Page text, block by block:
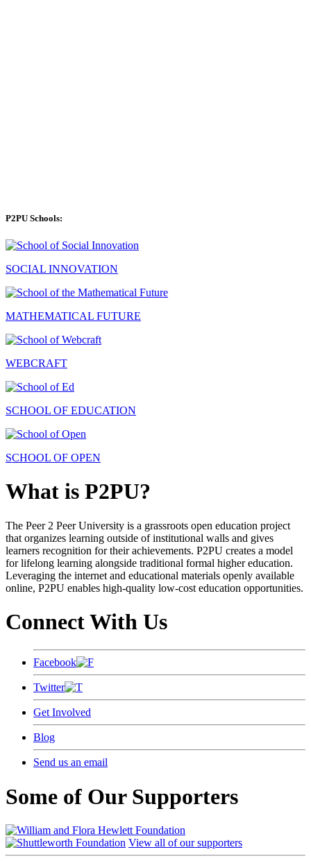
P2PU Schools:
SOCIAL INNOVATION
MATHEMATICAL FUTURE
WEBCRAFT
SCHOOL OF EDUCATION
SCHOOL OF OPEN
What is P2PU?
The Peer 2 Peer University is a grassroots open education project
that organizes learning outside of institutional walls and gives
learners recognition for their achievements. P2PU creates a model
for lifelong learning alongside traditional formal higher education.
Leveraging the internet and educational materials openly available
online, P2PU enables high-quality low-cost education opportunities.
Connect With Us
Facebook
Twitter
Get Involved
Blog
Send us an email
Some of Our Supporters
View all of our supporters